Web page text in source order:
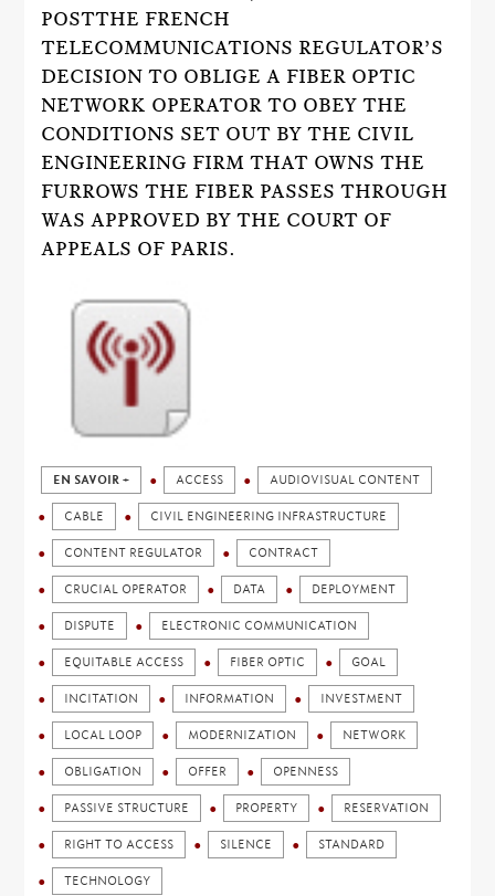
POSTTHE FRENCH
TELECOMMUNICATIONS REGULATOR’S
DECISION TO OBLIGE A FIBER OPTIC
NETWORK OPERATOR TO OBEY THE
CONDITIONS SET OUT BY THE CIVIL
ENGINEERING FIRM THAT OWNS THE
FURROWS THE FIBER PASSES THROUGH
WAS APPROVED BY THE COURT OF
APPEALS OF PARIS.
EN SAVOIR + ACCESS AUDIOVISUAL CONTENT
CABLE CIVIL ENGINEERING INFRASTRUCTURE
CONTENT REGULATOR CONTRACT
CRUCIAL OPERATOR DATA DEPLOYMENT
DISPUTE ELECTRONIC COMMUNICATION
EQUITABLE ACCESS FIBER OPTIC GOAL
INCITATION INFORMATION INVESTMENT
LOCAL LOOP MODERNIZATION NETWORK
OBLIGATION OFFER OPENNESS
PASSIVE STRUCTURE PROPERTY RESERVATION
RIGHT TO ACCESS SILENCE STANDARD
TECHNOLOGY